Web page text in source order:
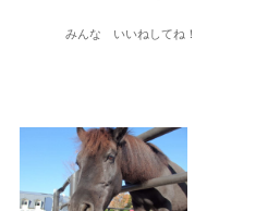
みんな いいねしてね！